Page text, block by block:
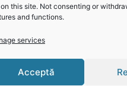
on this site. Not consenting or
and functions.
services
Acceptă